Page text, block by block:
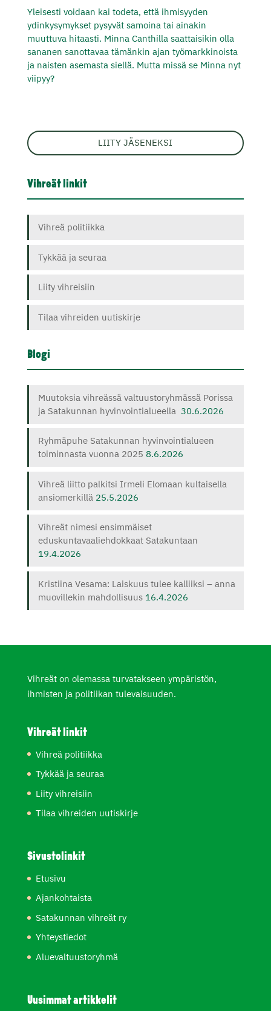
Yleisesti voidaan kai todeta, että ihmisyyden
ydinkysymykset pysyvät samoina tai ainakin
muuttuva hitaasti. Minna Canthilla saattaisikin olla
sananen sanottavaa tämänkin ajan työmarkkinoista
ja naisten asemasta siellä. Mutta missä se Minna nyt
viipyy?
LIITY JÄSENEKSI
Vihreät linkit
Vihreä politiikka
Tykkää ja seuraa
Liity vihreisiin
Tilaa vihreiden uutiskirje
Blogi
Muutoksia vihreässä valtuustoryhmässä Porissa
ja Satakunnan hyvinvointialueella 30.6.2026
Ryhmäpuhe Satakunnan hyvinvointialueen
toiminnasta vuonna 2025 8.6.2026
Vihreä liitto palkitsi Irmeli Elomaan kultaisella
ansiomerkillä 25.5.2026
Vihreät nimesi ensimmäiset
eduskuntavaaliehdokkaat Satakuntaan
19.4.2026
Kristiina Vesama: Laiskuus tulee kalliiksi – anna
muovillekin mahdollisuus 16.4.2026
Vihreät on olemassa turvatakseen ympäristön,
ihmisten ja politiikan tulevaisuuden.
Vihreät linkit
Vihreä politiikka
Tykkää ja seuraa
Liity vihreisiin
Tilaa vihreiden uutiskirje
Sivustolinkit
Etusivu
Ajankohtaista
Satakunnan vihreät ry
Yhteystiedot
Aluevaltuustoryhmä
Uusimmat artikkelit